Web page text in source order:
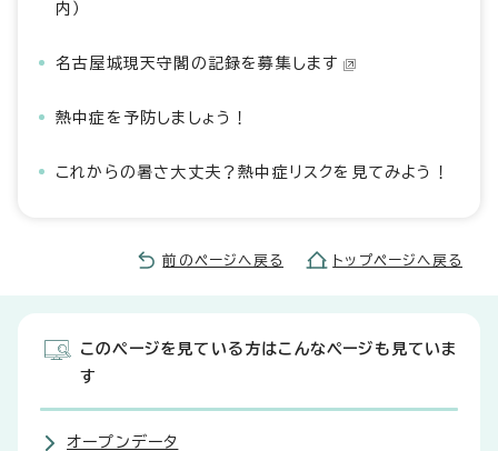
内）
名古屋城現天守閣の記録を募集します
熱中症を予防しましょう！
これからの暑さ大丈夫？熱中症リスクを見てみよう！
前のページへ戻る トップページへ戻る
このページを見ている方はこんなページも見ていま
す
オープンデータ